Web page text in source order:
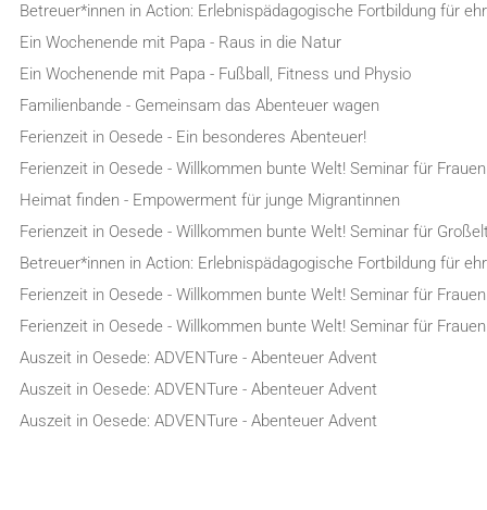
Betreuer*innen in Action: Erlebnispädagogische Fortbildung für
Ein Wochenende mit Papa - Raus in die Natur
Ein Wochenende mit Papa - Fußball, Fitness und Physio
Familienbande - Gemeinsam das Abenteuer wagen
Ferienzeit in Oesede - Ein besonderes Abenteuer!
Ferienzeit in Oesede - Willkommen bunte Welt! Seminar für
Heimat finden - Empowerment für junge Migrantinnen
Ferienzeit in Oesede - Willkommen bunte Welt! Seminar für
Betreuer*innen in Action: Erlebnispädagogische Fortbildung für
Ferienzeit in Oesede - Willkommen bunte Welt! Seminar für
Ferienzeit in Oesede - Willkommen bunte Welt! Seminar für
Auszeit in Oesede: ADVENTure - Abenteuer Advent
Auszeit in Oesede: ADVENTure - Abenteuer Advent
Auszeit in Oesede: ADVENTure - Abenteuer Advent